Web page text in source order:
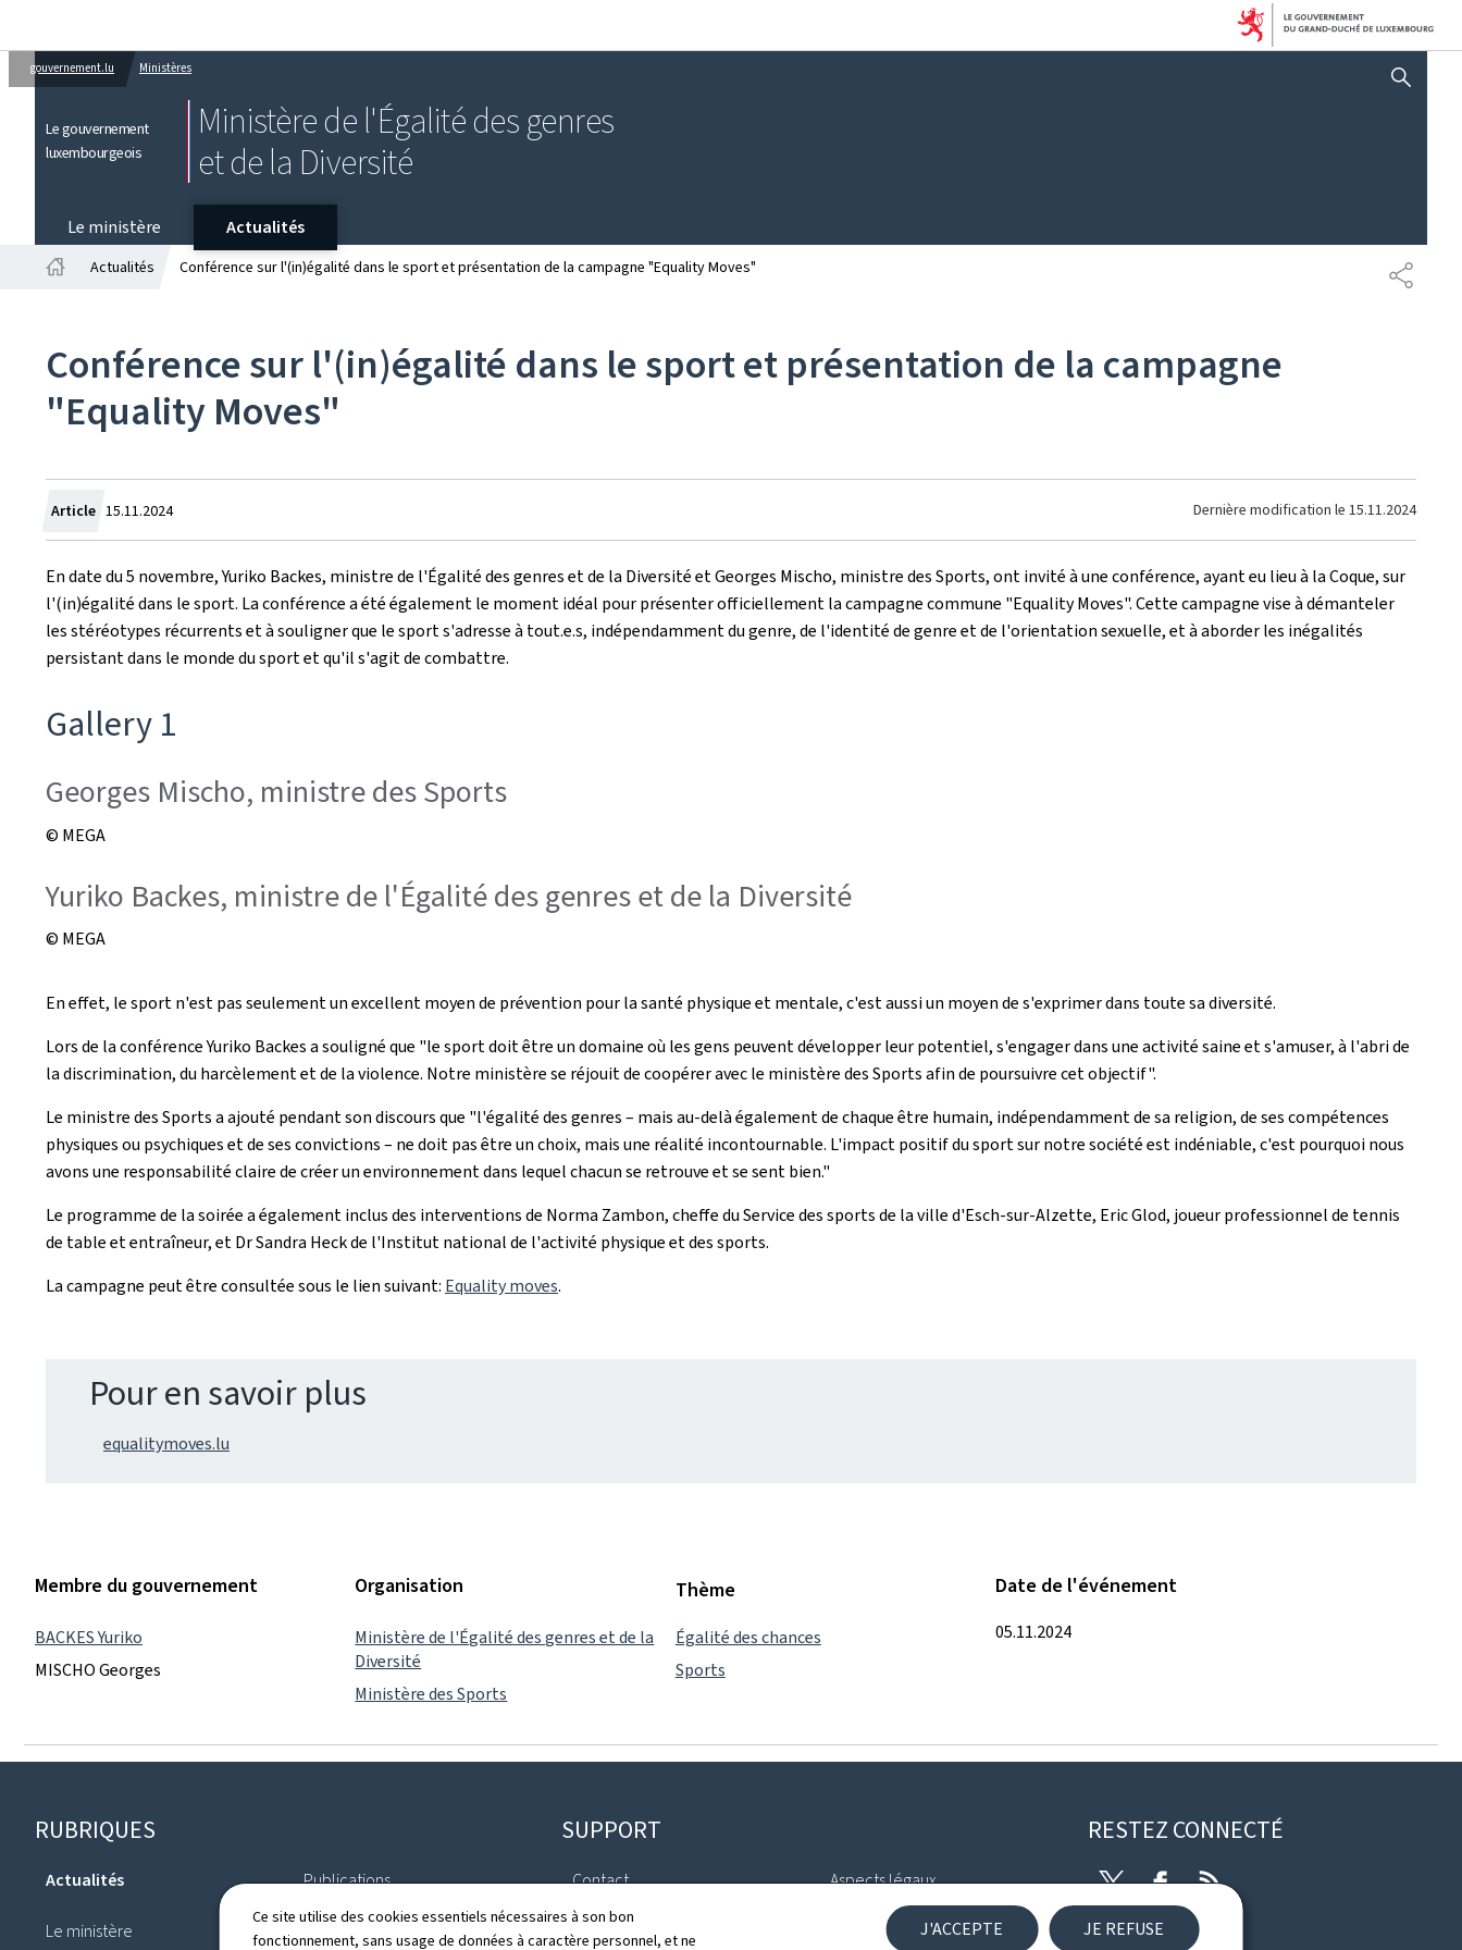
Ce site utilise des cookies essentiels nécessaires à son bon
fonctionnement, sans usage de données à caractère personnel, et ne
J'ACCEPTE JE REFUSE
gouvernement.lu Ministères
Le gouvernement
luxembourgeois
Ministère de l'Égalité des genres
et de la Diversité
AFFICHER / MASQUER
Le ministère
Actualités
Actualités Conférence sur l'(in)égalité dans le sport et présentation de la campagne "Equality Moves"
Conférence sur l'(in)égalité dans le sport et présentation de la campagne
"Equality Moves"
Article Crée
le
15.11.2024 Dernière modification le 15.11.2024
En date du 5 novembre, Yuriko Backes, ministre de l'Égalité des genres et de la Diversité et Georges Mischo, ministre des Sports, ont invité à une conférence, ayant eu lieu à la Coque, sur
l'(in)égalité dans le sport. La conférence a été également le moment idéal pour présenter officiellement la campagne commune "Equality Moves". Cette campagne vise à démanteler
les stéréotypes récurrents et à souligner que le sport s'adresse à tout.e.s, indépendamment du genre, de l'identité de genre et de l'orientation sexuelle, et à aborder les inégalités
persistant dans le monde du sport et qu'il s'agit de combattre.
Gallery 1
Georges Mischo, ministre des Sports
© MEGA
Yuriko Backes, ministre de l'Égalité des genres et de la Diversité
© MEGA
En effet, le sport n'est pas seulement un excellent moyen de prévention pour la santé physique et mentale, c'est aussi un moyen de s'exprimer dans toute sa diversité.
Lors de la conférence Yuriko Backes a souligné que "le sport doit être un domaine où les gens peuvent développer leur potentiel, s'engager dans une activité saine et s'amuser, à l'abri de
la discrimination, du harcèlement et de la violence. Notre ministère se réjouit de coopérer avec le ministère des Sports afin de poursuivre cet objectif".
Le ministre des Sports a ajouté pendant son discours que "l'égalité des genres – mais au-delà également de chaque être humain, indépendamment de sa religion, de ses compétences
physiques ou psychiques et de ses convictions – ne doit pas être un choix, mais une réalité incontournable. L'impact positif du sport sur notre société est indéniable, c'est pourquoi nous
avons une responsabilité claire de créer un environnement dans lequel chacun se retrouve et se sent bien."
Le programme de la soirée a également inclus des interventions de Norma Zambon, cheffe du Service des sports de la ville d'Esch-sur-Alzette, Eric Glod, joueur professionnel de tennis
de table et entraîneur, et Dr Sandra Heck de l'Institut national de l'activité physique et des sports.
La campagne peut être consultée sous le lien suivant: Equality moves.
Pour en savoir plus
equalitymoves.lu
Membre du gouvernement
BACKES Yuriko
MISCHO Georges
Organisation
Ministère de l'Égalité des genres et de la
Diversité
Ministère des Sports
Thème
Égalité des chances
Sports
Date de l'événement
05.11.2024
Pied
de
RUBRIQUES
Actualités
Le ministère
Publications
Annuaire
SUPPORT
Contact
Plan du site
Aspects légaux
Déclaration d'accessibilité
RESTEZ CONNECTÉ
TwitterFacebook
RSS